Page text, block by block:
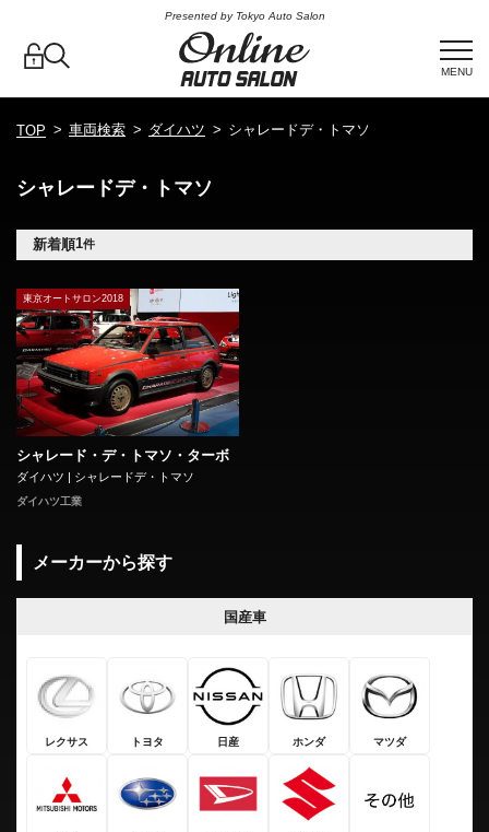
Presented by Tokyo Auto Salon
MENU
TOP 車両検索 ダイハツ シャレードデ・トマソ
シャレードデ・トマソ
新着順1件
東京オートサロン2018
シャレード・デ・トマソ・ターボ
ダイハツ | シャレードデ・トマソ
ダイハツ工業
メーカーから探す
国産車
レクサス トヨタ 日産 ホンダ マツダ